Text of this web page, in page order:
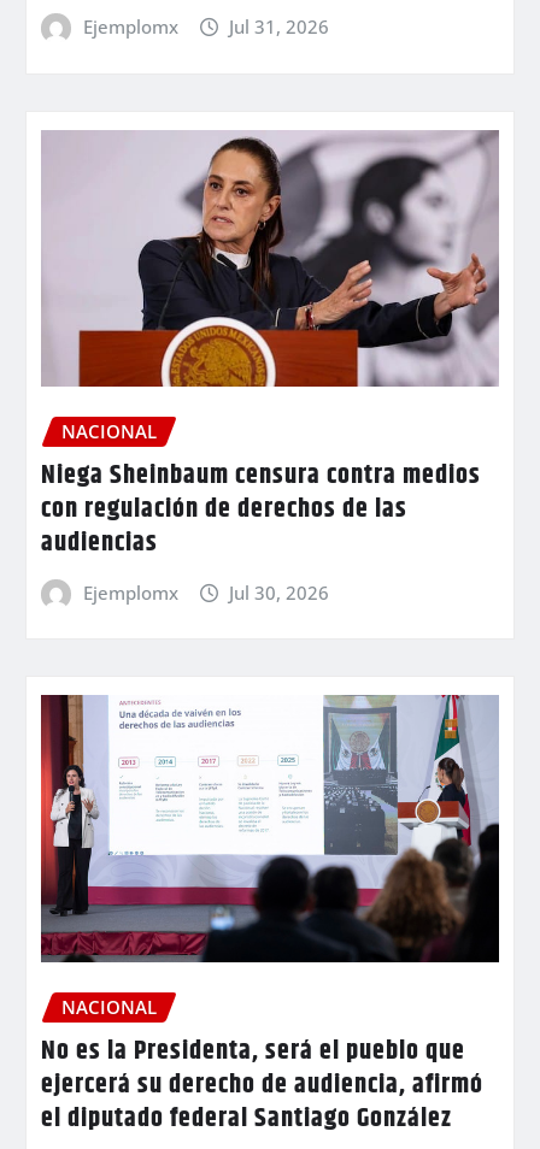
Ejemplomx Jul 31, 2026
NACIONAL
Niega Sheinbaum censura contra medios
con regulación de derechos de las
audiencias
Ejemplomx Jul 30, 2026
NACIONAL
No es la Presidenta, será el pueblo que
ejercerá su derecho de audiencia, afirmó
el diputado federal Santiago González